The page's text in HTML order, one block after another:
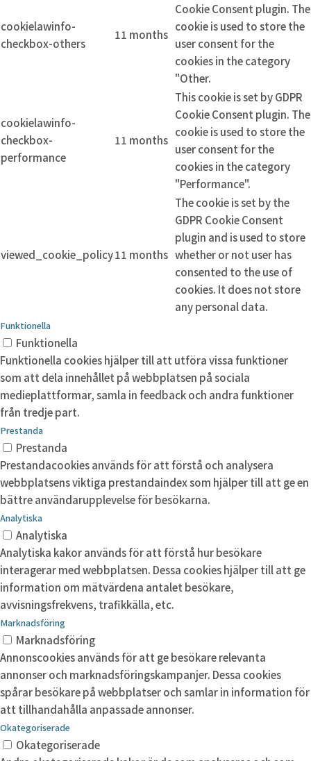
cookielawinfo-
checkbox-others
11 months
Cookie Consent plugin. The
cookie is used to store the
user consent for the
cookies in the category
"Other.
cookielawinfo-
checkbox-
performance
11 months
This cookie is set by GDPR
Cookie Consent plugin. The
cookie is used to store the
user consent for the
cookies in the category
"Performance".
viewed_cookie_policy11 months
The cookie is set by the
GDPR Cookie Consent
plugin and is used to store
whether or not user has
consented to the use of
cookies. It does not store
any personal data.
Funktionella
Funktionella
Funktionella cookies hjälper till att utföra vissa funktioner
som att dela innehållet på webbplatsen på sociala
medieplattformar, samla in feedback och andra funktioner
från tredje part.
Prestanda
Prestanda
Prestandacookies används för att förstå och analysera
webbplatsens viktiga prestandaindex som hjälper till att ge en
bättre användarupplevelse för besökarna.
Analytiska
Analytiska
Analytiska kakor används för att förstå hur besökare
interagerar med webbplatsen. Dessa cookies hjälper till att ge
information om mätvärdena antalet besökare,
avvisningsfrekvens, trafikkälla, etc.
Marknadsföring
Marknadsföring
Annonscookies används för att ge besökare relevanta
annonser och marknadsföringskampanjer. Dessa cookies
spårar besökare på webbplatser och samlar in information för
att tillhandahålla anpassade annonser.
Okategoriserade
Okategoriserade